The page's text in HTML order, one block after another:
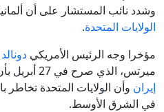
وشدد نائب المستشار على أن
الولايات المتحدة.
مؤخرا وجه الرئيس الأمريكي
ميرتس، الذي صرح في 27 أبريل بأن الدول الغربية قللت من شأن
إيران وأن الولايات المتحدة
في الشرق الأوسط.